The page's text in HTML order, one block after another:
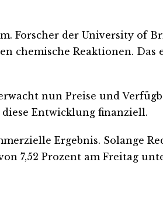
Forscher der University of
chemische Reaktionen. Das
nun Preise und
Entwicklung finanziell.
Ergebnis. Solange
7,52 Prozent am Freitag